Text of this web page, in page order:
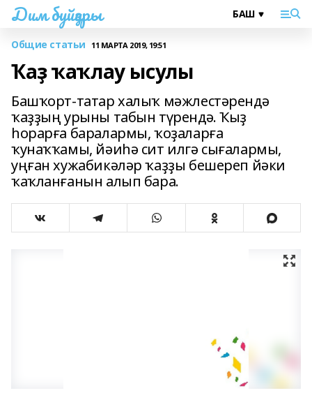
Дим буйҙары
Общие статьи 11 МАРТА 2019, 19:51
Ҡаҙ ҡаҡлау ысулы
Башҡорт-татар халыҡ мәжлестәрендә
ҡаҙҙың урыны табын түрендә. Ҡыҙ
һорарға баралармы, ҡоҙаларға
ҡунаҡҡамы, йәиһә сит илгә сығалармы,
уңған хужабикәләр ҡаҙҙы бешереп йәки
ҡаҡланғанын алып бара.